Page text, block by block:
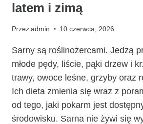
latem i zimą
Przezadmin 10 czerwca, 2026
Sarny są roślinożercami. Jedzą
młode pędy, liście, pąki drzew i
trawy, owoce leśne, grzyby oraz
Ich dieta zmienia się wraz z
od tego, jaki pokarm jest
środowisku. Sarna nie żywi się